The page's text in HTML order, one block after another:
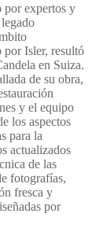
por expertos y
por Isler, resultó
en Suiza.
de su obra,
y el equipo
los aspectos
para la
actualizados
de las
fotografías,
fresca y
por